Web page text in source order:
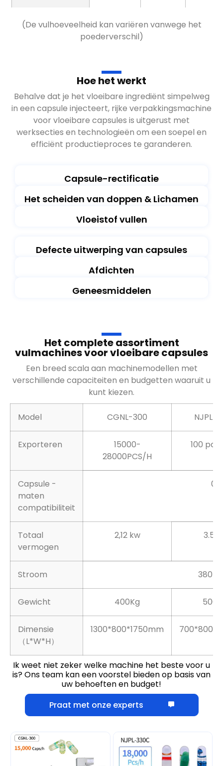
(De vulhoeveelheid kan variëren vanwege het
poederverschil)
Hoe het werkt
Behalve dat je het vloeibare ingrediënt simpelweg
in een capsule injecteert, rijke verpakkingsmachine
voor vloeibare capsules is uitgerust met
werksecties en technologieën om een ​​soepel en
efficiënt productieproces te garanderen.
Capsule-rectificatie
Het scheiden van doppen & Lichamen
Vloeistof vullen
Defecte uitwerping van capsules
Afdichten
Geneesmiddelen
Het complete assortiment
vulmachines voor vloeibare capsules
Een breed scala aan machinemodellen met
verschillende capaciteiten en budgetten waaruit u
kunt kiezen.
Model CGNL-300 NJPL-
Exporteren
15000-
28000PCS/H
100
Capsule -
maten
compatibiliteit
Totaal
vermogen
2,12 kw
Stroom 380/
Gewicht 400Kg
Dimensie
（L*W*H）
1300*800*1750mm
Ik weet niet zeker welke machine het beste voor u
is? Ons team kan een voorstel bieden op basis van
uw behoeften en budget!
Praat met onze experts